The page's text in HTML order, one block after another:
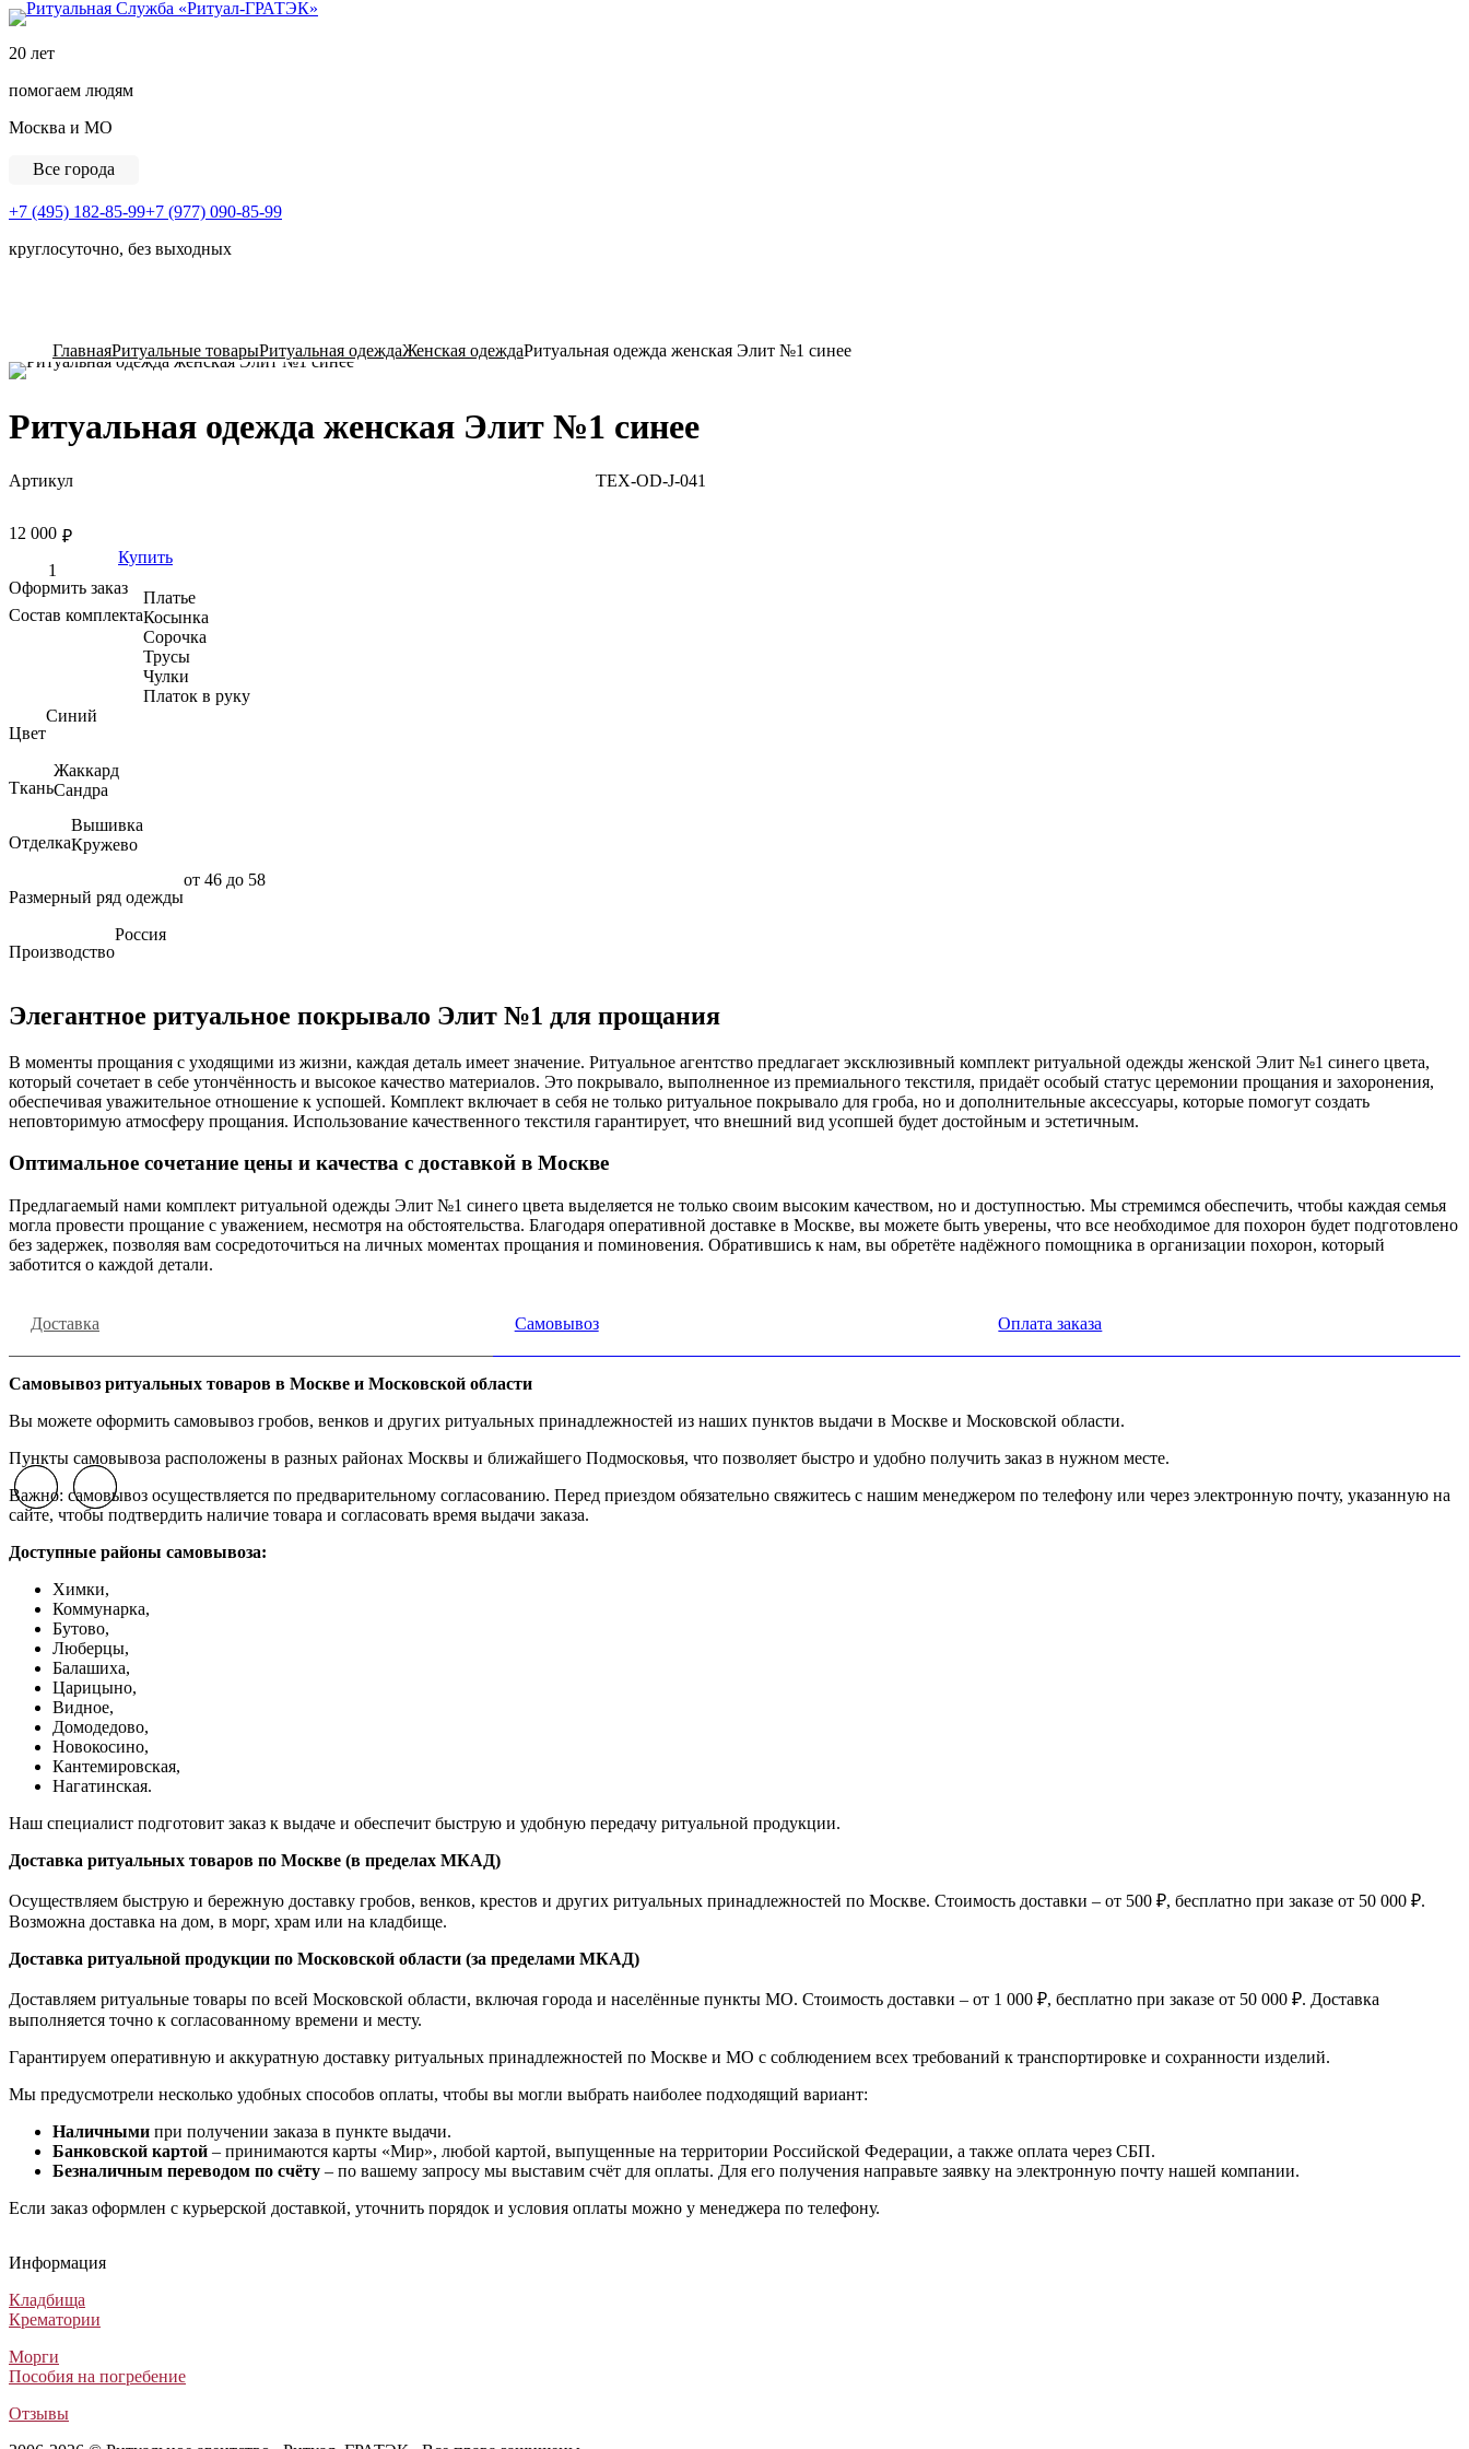
20 лет
помогаем людям
Москва и МО
Все города
+7 (495) 182-85-99+7 (977) 090-85-99
круглосуточно, без выходных
ГлавнаяРитуальные товарыРитуальная одеждаЖенская одеждаРитуальная одежда женская Элит №1 синее
Ритуальная одежда женская Элит №1 синее
Артикул TEX-OD-J-041
₽
12 000
Купить
Оформить заказ
Состав комплекта
Платье
Косынка
Сорочка
Трусы
Чулки
Платок в руку
Цвет
Синий
Ткань
Жаккард
Сандра
Отделка
Вышивка
Кружево
Размерный ряд одежды
от 46 до 58
Производство
Россия
Элегантное ритуальное покрывало Элит №1 для прощания
В моменты прощания с уходящими из жизни, каждая деталь имеет значение. Ритуальное агентство предлагает эксклюзивный комплект ритуальной одежды женской Элит №1 синего цвета,
который сочетает в себе утончённость и высокое качество материалов. Это покрывало, выполненное из премиального текстиля, придаёт особый статус церемонии прощания и захоронения,
обеспечивая уважительное отношение к успошей. Комплект включает в себя не только ритуальное покрывало для гроба, но и дополнительные аксессуары, которые помогут создать
неповторимую атмосферу прощания. Использование качественного текстиля гарантирует, что внешний вид усопшей будет достойным и эстетичным.
Оптимальное сочетание цены и качества с доставкой в Москве
Предлагаемый нами комплект ритуальной одежды Элит №1 синего цвета выделяется не только своим высоким качеством, но и доступностью. Мы стремимся обеспечить, чтобы каждая семья
могла провести прощание с уважением, несмотря на обстоятельства. Благодаря оперативной доставке в Москве, вы можете быть уверены, что все необходимое для похорон будет подготовлено
без задержек, позволяя вам сосредоточиться на личных моментах прощания и поминовения. Обратившись к нам, вы обретёте надёжного помощника в организации похорон, который
заботится о каждой детали.
Доставка Самовывоз Оплата заказа
Самовывоз ритуальных товаров в Москве и Московской области
Вы можете оформить самовывоз гробов, венков и других ритуальных принадлежностей из наших пунктов выдачи в Москве и Московской области.
Пункты самовывоза расположены в разных районах Москвы и ближайшего Подмосковья, что позволяет быстро и удобно получить заказ в нужном месте.
Важно: самовывоз осуществляется по предварительному согласованию. Перед приездом обязательно свяжитесь с нашим менеджером по телефону или через электронную почту, указанную на
сайте, чтобы подтвердить наличие товара и согласовать время выдачи заказа.
Доступные районы самовывоза:
Химки,
Коммунарка,
Бутово,
Люберцы,
Балашиха,
Царицыно,
Видное,
Домодедово,
Новокосино,
Кантемировская,
Нагатинская.
Наш специалист подготовит заказ к выдаче и обеспечит быструю и удобную передачу ритуальной продукции.
Доставка ритуальных товаров по Москве (в пределах МКАД)
Осуществляем быструю и бережную доставку гробов, венков, крестов и других ритуальных принадлежностей по Москве. Стоимость доставки – от 500 ₽, бесплатно при заказе от 50 000 ₽.
Возможна доставка на дом, в морг, храм или на кладбище.
Доставка ритуальной продукции по Московской области (за пределами МКАД)
Доставляем ритуальные товары по всей Московской области, включая города и населённые пункты МО. Стоимость доставки – от 1 000 ₽, бесплатно при заказе от 50 000 ₽. Доставка
выполняется точно к согласованному времени и месту.
Гарантируем оперативную и аккуратную доставку ритуальных принадлежностей по Москве и МО с соблюдением всех требований к транспортировке и сохранности изделий.
Мы предусмотрели несколько удобных способов оплаты, чтобы вы могли выбрать наиболее подходящий вариант:
Наличными при получении заказа в пункте выдачи.
Банковской картой – принимаются карты «Мир», любой картой, выпущенные на территории Российской Федерации, а также оплата через СБП.
Безналичным переводом по счёту – по вашему запросу мы выставим счёт для оплаты. Для его получения направьте заявку на электронную почту нашей компании.
Если заказ оформлен с курьерской доставкой, уточнить порядок и условия оплаты можно у менеджера по телефону.
Previous slideNext slide
Previous slideNext slide
Информация
Кладбища
Крематории
Морги
Пособия на погребение
Отзывы